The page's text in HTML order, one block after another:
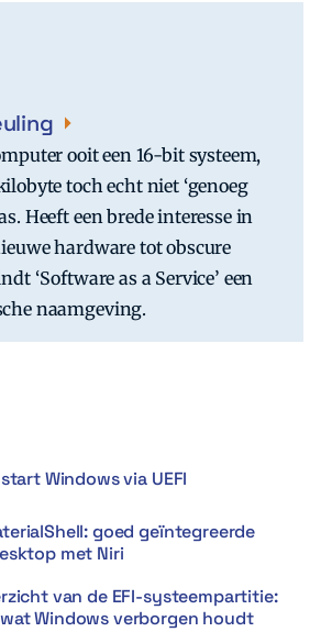
ooit een 16-bit systeem,
toch echt niet ‘genoeg
Heeft een brede interesse in
hardware tot obscure
‘Software as a Service’ een
naamgeving.
start Windows via UEFI
goed geïntegreerde
met Niri
van de EFI-systeempartitie:
Windows verborgen houdt